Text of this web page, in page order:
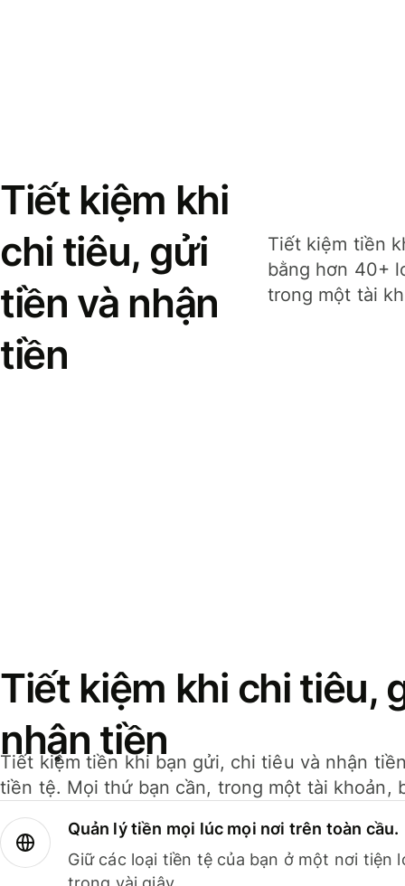
Tiết kiệm khi
chi tiêu, gửi
tiền và nhận
tiền
Tiết kiệm tiền
bằng hơn 40+
trong một tài
Tiết kiệm khi chi tiêu,
nhận tiền
Tiết kiệm tiền khi bạn gửi, chi tiêu và nhận
tiền tệ. Mọi thứ bạn cần, trong một tài khoản,
Quản lý tiền mọi lúc mọi nơi trên toàn cầu.
Giữ các loại tiền tệ của bạn ở một nơi tiện